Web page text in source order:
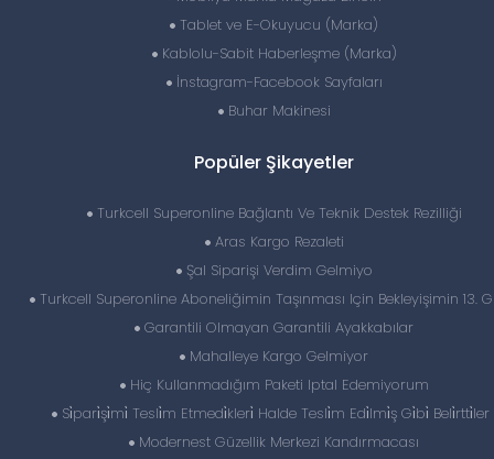
Tablet ve E-Okuyucu (Marka)
Kablolu-Sabit Haberleşme (Marka)
İnstagram-Facebook Sayfaları
Buhar Makinesi
Popüler Şikayetler
Turkcell Superonline Bağlantı Ve Teknik Destek Rezilliği
Aras Kargo Rezaleti
Şal Siparişi Verdim Gelmiyo
Turkcell Superonline Aboneliğimin Taşınması Için Bekleyişimin 13.
Garantili Olmayan Garantili Ayakkabılar
Mahalleye Kargo Gelmiyor
Hiç Kullanmadığım Paketi Iptal Edemiyorum
Si̇pari̇şi̇mi̇ Tesli̇m Etmedi̇kleri̇ Halde Tesli̇m Edi̇lmi̇ş Gi̇bi̇ Beli̇rtti̇ler
Modernest Güzellik Merkezi Kandırmacası